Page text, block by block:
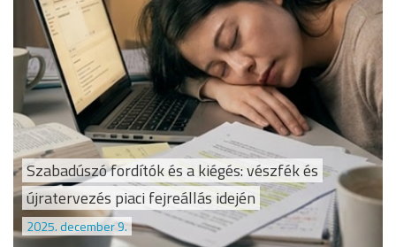
Szabadúszó fordítók és a kiégés: vészfék és
újratervezés piaci fejreállás idején
2025. december 9.